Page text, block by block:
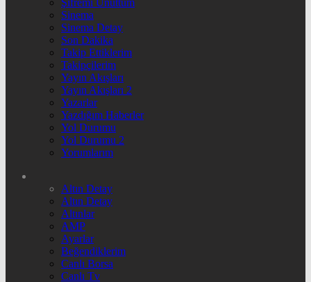
Şifremi Unuttum
Sinema
Sinema Detay
Son Dakika
Takip Ettiklerim
Takipçilerim
Yayın Akışları
Yayın Akışları 2
Yazarlar
Yazdığım Haberler
Yol Durumu
Yol Durumu 2
Yorumlarım
Altın Detay
Altın Detay
Altınlar
AMP
Ayarlar
Beğendiklerim
Canlı Borsa
Canlı Tv